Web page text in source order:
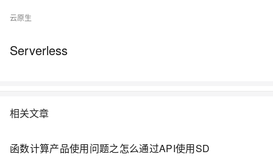
云原生
Serverless
相关文章
函数计算产品使用问题之怎么通过API使用SD